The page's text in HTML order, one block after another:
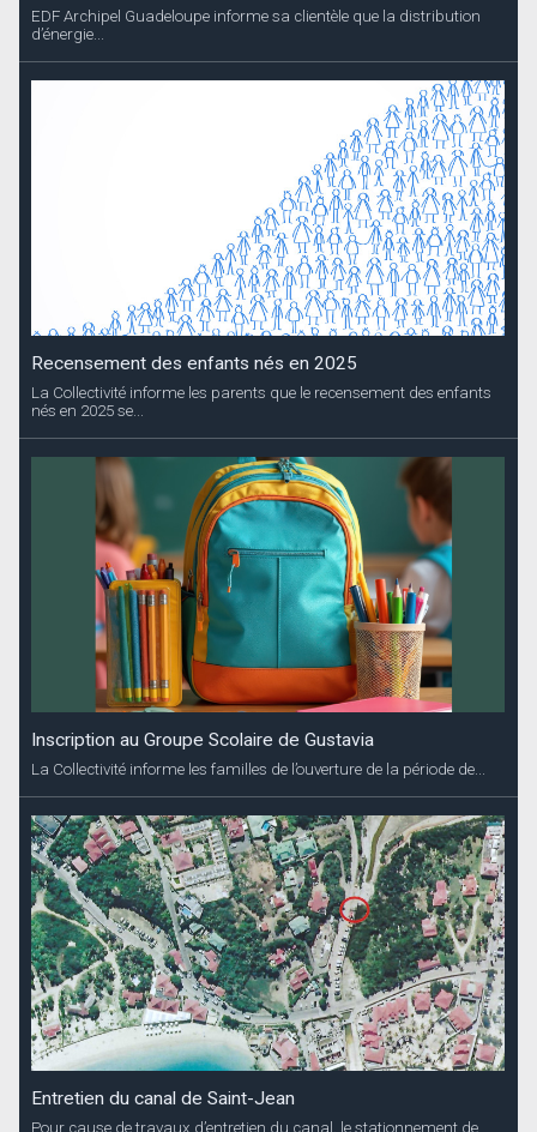
EDF Archipel Guadeloupe informe sa clientèle que la distribution
d’énergie...
Recensement des enfants nés en 2025
La Collectivité informe les parents que le recensement des enfants
nés en 2025 se...
Inscription au Groupe Scolaire de Gustavia
La Collectivité informe les familles de l’ouverture de la période de...
Entretien du canal de Saint-Jean
Pour cause de travaux d’entretien du canal, le stationnement de